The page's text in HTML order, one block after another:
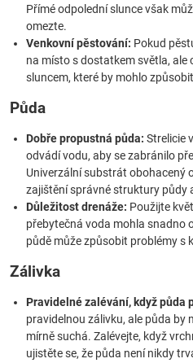
Přímé odpolední slunce však
omezte.
Venkovní pěstování: Pokud
na místo s dostatkem světla, ale
sluncem, které by mohlo
Půda
Dobře propustná půda: Strelicie
odvádí vodu, aby se zabránilo
Univerzální substrát obohacený
zajištění správné struktury půdy
Důležitost drenáže: Použijte
přebytečná voda mohla snadno
půdě může způsobit problémy s
Zálivka
Pravidelné zalévání, když půda
pravidelnou zálivku, ale půda by
mírně suchá. Zalévejte, když
ujistěte se, že půda není nikdy